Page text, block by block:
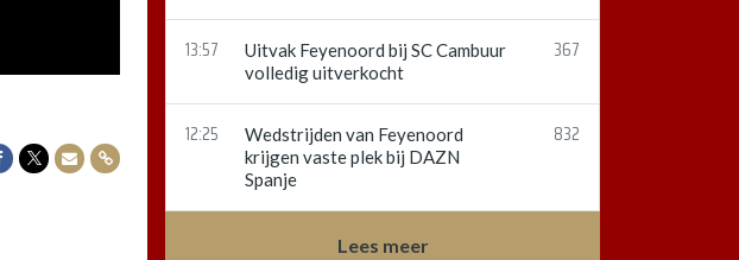
Delen op Facebook
Delen op Twitter
Delen via Mail
Delen via link
13:57
Uitvak Feyenoord bij SC Cambuur
volledig uitverkocht
367
12:25
Wedstrijden van Feyenoord
krijgen vaste plek bij DAZN
Spanje
832
Lees meer